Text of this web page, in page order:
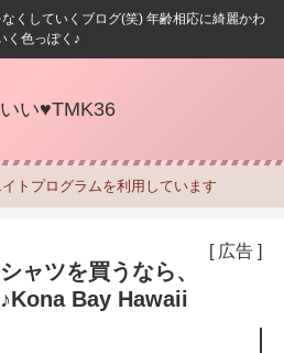
くしていくブログ(笑) 年齢相応に綺麗かわ
く色っぽく♪
い♥TMK36
トプログラムを利用しています
[ 広告 ]
ャツを買うなら、
Bay Hawaii